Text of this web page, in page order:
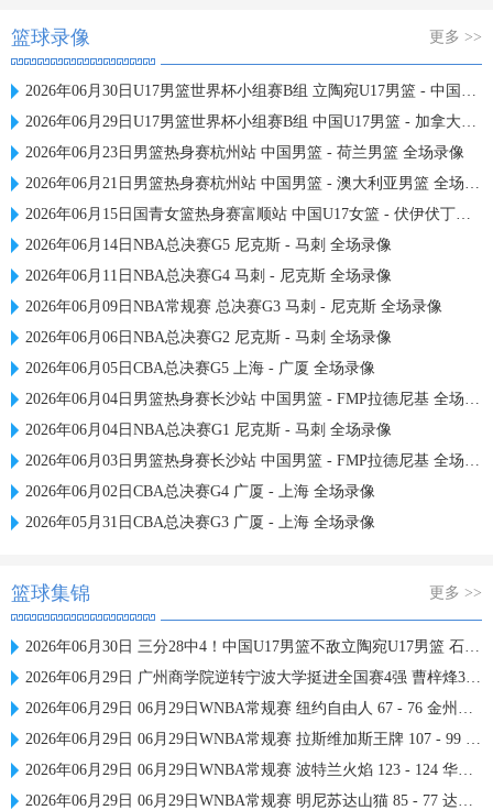
篮球录像 更多 >>
2026年06月30日U17男篮世界杯小组赛B组 立陶宛U17男篮 - 中国U17男篮 全场录像
2026年06月29日U17男篮世界杯小组赛B组 中国U17男篮 - 加拿大U17男篮 录像
2026年06月23日男篮热身赛杭州站 中国男篮 - 荷兰男篮 全场录像
2026年06月21日男篮热身赛杭州站 中国男篮 - 澳大利亚男篮 全场录像
2026年06月15日国青女篮热身赛富顺站 中国U17女篮 - 伏伊伏丁那女篮 全场录像
2026年06月14日NBA总决赛G5 尼克斯 - 马刺 全场录像
2026年06月11日NBA总决赛G4 马刺 - 尼克斯 全场录像
2026年06月09日NBA常规赛 总决赛G3 马刺 - 尼克斯 全场录像
2026年06月06日NBA总决赛G2 尼克斯 - 马刺 全场录像
2026年06月05日CBA总决赛G5 上海 - 广厦 全场录像
2026年06月04日男篮热身赛长沙站 中国男篮 - FMP拉德尼基 全场录像
2026年06月04日NBA总决赛G1 尼克斯 - 马刺 全场录像
2026年06月03日男篮热身赛长沙站 中国男篮 - FMP拉德尼基 全场录像
2026年06月02日CBA总决赛G4 广厦 - 上海 全场录像
2026年05月31日CBA总决赛G3 广厦 - 上海 全场录像
篮球集锦 更多 >>
2026年06月30日 三分28中4！中国U17男篮不敌立陶宛U17男篮 石洺豪18分
2026年06月29日 广州商学院逆转宁波大学挺进全国赛4强 曹梓烽33+8 周乾14+13
2026年06月29日 06月29日WNBA常规赛 纽约自由人 67 - 76 金州女武神 集锦
2026年06月29日 06月29日WNBA常规赛 拉斯维加斯王牌 107 - 99 芝加哥天空 集锦
2026年06月29日 06月29日WNBA常规赛 波特兰火焰 123 - 124 华盛顿神秘人 集锦
2026年06月29日 06月29日WNBA常规赛 明尼苏达山猫 85 - 77 达拉斯飞翼 集锦